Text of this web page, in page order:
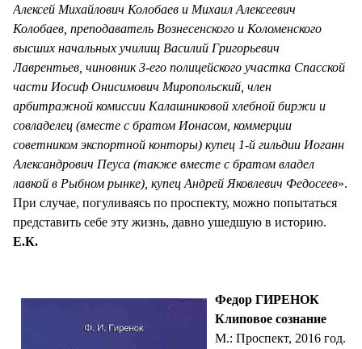
Алексей Михайлович Колобаев и Михаил Алексеевич
Колобаев, преподаватель Вознесенского и Коломенского
высших начальных училищ Василий Григорьевич
Лаврентьев, чиновник 3-его полицейского участка Спасской
части Иосиф Онисимович Миропольский, член
арбитражной комиссии Калашниковой хлебной биржи и
совладелец (вместе с братом Ионасом, коммерции
советником экспортной конторы) купец 1-й гильдии Иоганн
Александрович Пеуса (также вместе с братом владел
лавкой в Рыбном рынке), купец Андрей Яковлевич Федосеев».
При случае, погуливаясь по проспекту, можно попытаться
представить себе эту жизнь, давно ушедшую в историю.
Е.К.
Федор ГИРЕНОК
Клиповое сознание
М.: Проспект, 2016 год.